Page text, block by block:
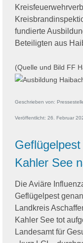
fundierte
Beteiligten aus
(Quelle und Bild FF
Geschrieben von:
Veröffentlicht: 26. Februar
Kahler See
Die Aviäre
Geflügelpest
Landkreis
Kahler See tot
Landesamt für